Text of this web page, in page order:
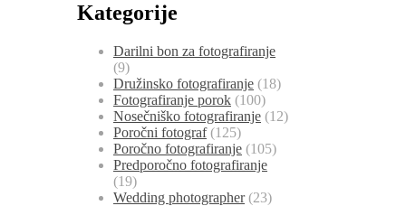
Kategorije
Darilni bon za fotografiranje
(9)
Družinsko fotografiranje (18)
Fotografiranje porok (100)
Nosečniško fotografiranje (12)
Poročni fotograf(125)
Poročno fotografiranje (105)
Predporočno fotografiranje
(19)
Wedding photographer(23)